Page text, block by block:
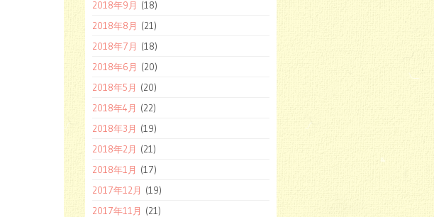
2018年9月 (18)
2018年8月 (21)
2018年7月 (18)
2018年6月 (20)
2018年5月 (20)
2018年4月 (22)
2018年3月 (19)
2018年2月 (21)
2018年1月 (17)
2017年12月 (19)
2017年11月 (21)